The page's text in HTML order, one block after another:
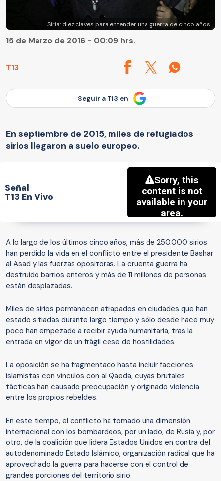
Siria: diez claves para entender una guerra de cinco años
T13
15 de Marzo de 2016 - 00:09 hrs.
Seguir a T13 en
En septiembre de 2015, miles de refugiados
sirios llegaron a suelo europeo.
Señal
T13 En Vivo
A lo largo de los últimos cinco años, más de 250.000 sirios
han perdido la vida en el conflicto entre el presidente Bashar
al Asad y las fuerzas opositoras. La cruenta guerra ha
destruido barrios enteros y más de 11 millones de personas
están desplazadas.
Miles de sirios permanecen atrapados en ciudades que han
estado sitiadas durante largo tiempo y sólo desde hace muy
poco han empezado a recibir ayuda humanitaria, tras la
entrada en vigor de un frágil cese de hostilidades.
La oposición se ha fragmentado hasta incluir facciones
islamistas con vínculos con al Qaeda, cuyas brutales
tácticas han causado preocupación y originado violencia
entre los propios rebeldes.
En este tiempo, el conflicto ha tomado una dimensión
internacional con los bombardeos, por un lado, de Rusia y, por
otro, de la coalición que lidera Estados Unidos en contra del
autodenominado Estado Islámico, organización radical que ha
aprovechado la guerra para hacerse con el control de
grandes porciones del territorio sirio.